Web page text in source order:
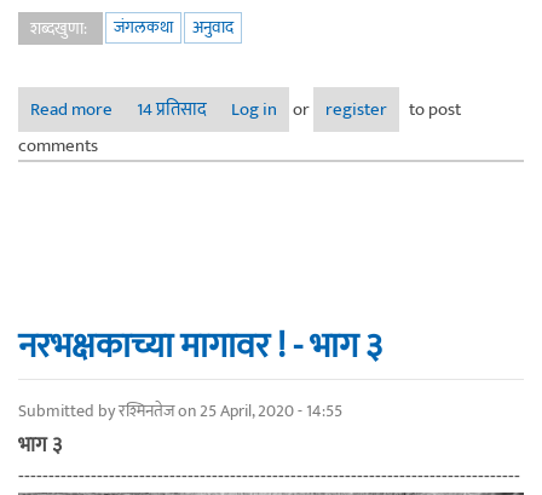
शब्दखुणा:
जंगलकथा अनुवाद
Read more about नरभक्षकाच्या मागावर ! - अंतिम भाग
14 प्रतिसाद Log in or register
to post
comments
नरभक्षकाच्या मागावर ! - भाग ३
Submitted byरश्मिनतेजon 25 April, 2020 - 14:55
भाग ३
-----------------------------------------------------------------------------------